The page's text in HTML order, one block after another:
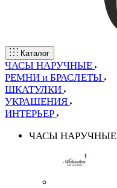
Каталог
ЧАСЫ НАРУЧНЫЕ
РЕМНИ и БРАСЛЕТЫ
ШКАТУЛКИ
УКРАШЕНИЯ
ИНТЕРЬЕР
ЧАСЫ НАРУЧНЫЕ